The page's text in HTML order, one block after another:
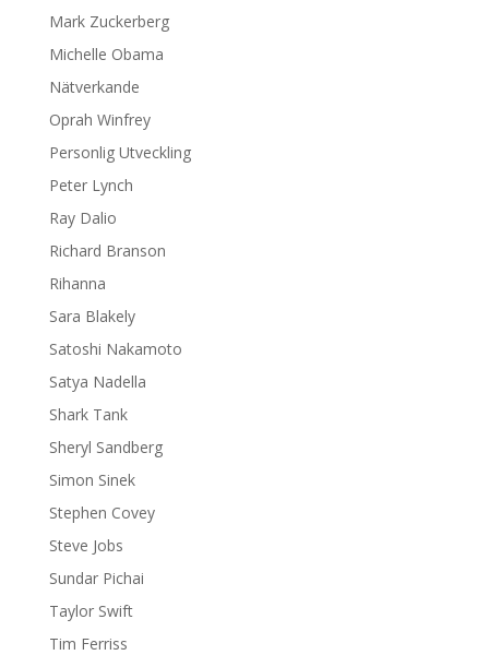
Mark Zuckerberg
Michelle Obama
Nätverkande
Oprah Winfrey
Personlig Utveckling
Peter Lynch
Ray Dalio
Richard Branson
Rihanna
Sara Blakely
Satoshi Nakamoto
Satya Nadella
Shark Tank
Sheryl Sandberg
Simon Sinek
Stephen Covey
Steve Jobs
Sundar Pichai
Taylor Swift
Tim Ferriss